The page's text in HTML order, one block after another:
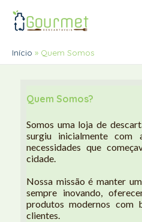
Início Quem Somos
Quem Somos?
Somos uma loja de
surgiu inicialmente
necessidades que
cidade.
Nossa missão é manter
sempre inovando,
produtos modernos com
clientes.